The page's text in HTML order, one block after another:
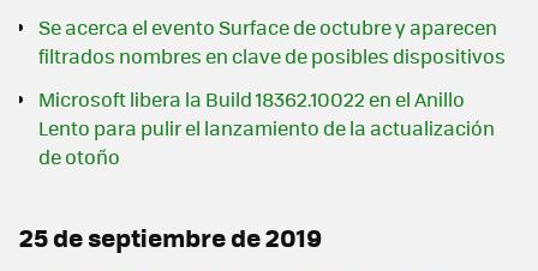
Se acerca el evento Surface de octubre y aparecen
filtrados nombres en clave de posibles dispositivos
Microsoft libera la Build 18362.10022 en el Anillo
Lento para pulir el lanzamiento de la actualización
de otoño
25 de septiembre de 2019